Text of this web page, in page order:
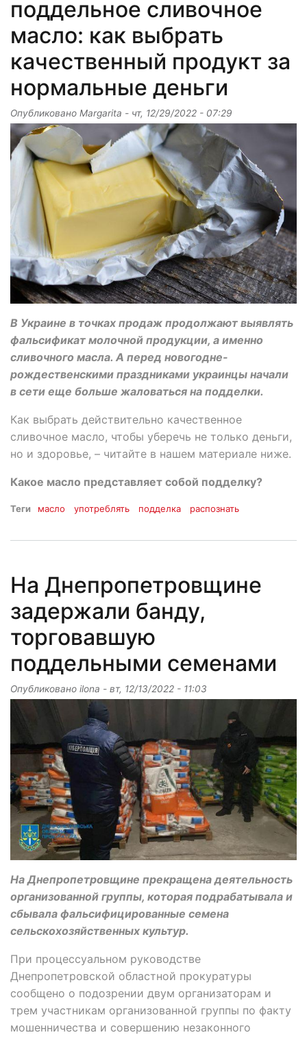
поддельное сливочное
масло: как выбрать
качественный продукт за
нормальные деньги
Опубликовано Margarita - чт, 12/29/2022 - 07:29
В Украине в точках продаж продолжают выявлять
фальсификат молочной продукции, а именно
сливочного масла. А перед новогодне-
рождественскими праздниками украинцы начали
в сети еще больше жаловаться на подделки.
Как выбрать действительно качественное
сливочное масло, чтобы уберечь не только деньги,
но и здоровье, – читайте в нашем материале ниже.
Какое масло представляет собой подделку?
Теги масло употреблять подделка распознать
На Днепропетровщине
задержали банду,
торговавшую
поддельными семенами
Опубликовано ilona - вт, 12/13/2022 - 11:03
На Днепропетровщине прекращена деятельность
организованной группы, которая подрабатывала и
сбывала фальсифицированные семена
сельскохозяйственных культур.
При процессуальном руководстве
Днепропетровской областной прокуратуры
сообщено о подозрении двум организаторам и
трем участникам организованной группы по факту
мошенничества и совершению незаконного